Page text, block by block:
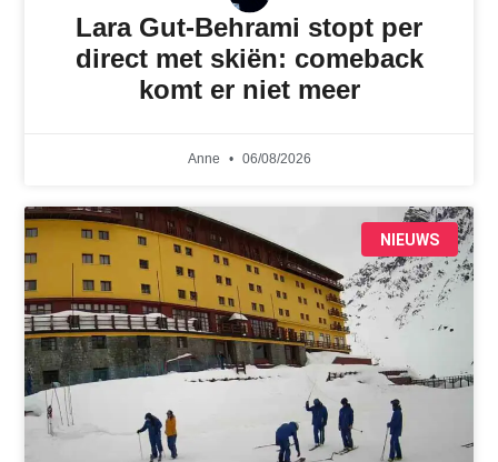
Lara Gut-Behrami stopt per
direct met skiën: comeback
komt er niet meer
Anne 06/08/2026
NIEUWS